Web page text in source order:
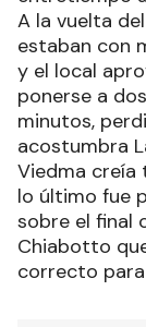
A la vuelta
estaban con
y el local
ponerse a
minutos,
acostumbra
Viedma
lo último fue
sobre el final
Chiabotto
correcto